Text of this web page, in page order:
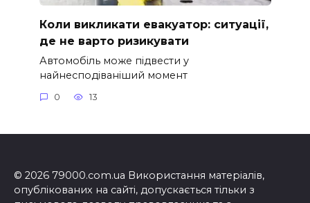
Коли викликати евакуатор: ситуації,
де не варто ризикувати
Автомобіль може підвести у
найнесподіваніший момент
0 13
© 2026 79000.com.ua Використання матеріалів,
опублікованих на сайті, допускається тільки з